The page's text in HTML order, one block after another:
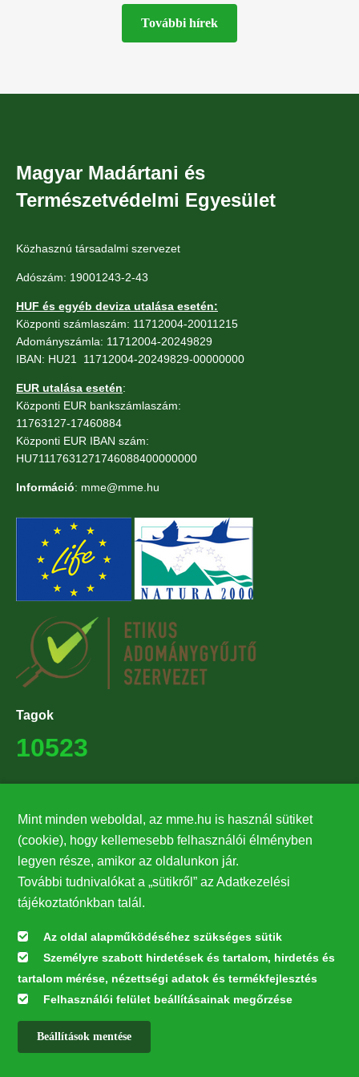
További hírek
Magyar Madártani és
Természetvédelmi Egyesület
Közhasznú társadalmi szervezet
Adószám: 19001243-2-43
HUF és egyéb deviza utalása esetén:
Központi számlaszám: 11712004-20011215
Adományszámla: 11712004-20249829
IBAN: HU21 11712004-20249829-00000000
EUR utalása esetén:
Központi EUR bankszámlaszám:
11763127-17460884
Központi EUR IBAN szám:
HU71117631271746088400000000
Információ: mme@mme.hu
Tagok
10523
27224
Hírlevél feliratkozás
Értesüljön elsőként legfrissebb híreinkről, eseményeinkről!
Feliratkozás
Mint minden weboldal, az mme.hu is használ sütiket
(cookie), hogy kellemesebb felhasználói élményben
legyen része, amikor az oldalunkon jár.
További tudnivalókat a „sütikről” az Adatkezelési
tájékoztatónkban talál.
Az oldal alapműködéséhez szükséges sütik
Személyre szabott hirdetések és tartalom, hirdetés és
tartalom mérése, nézettségi adatok és termékfejlesztés
Felhasználói felület beállításainak megőrzése
Beállítások mentése